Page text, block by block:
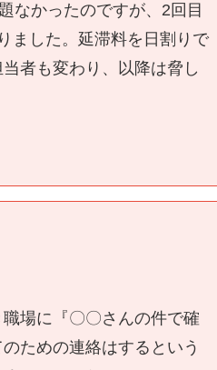
なかったのですが、2回目
ました。延滞料を日割りで
者も変わり、以降は脅し
場に『〇〇さんの件で確
ための連絡はするという